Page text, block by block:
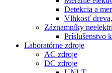
Detekcia a
Vlhkosť
Záznamníky
Príslušenstvo
Laboratórne zdroje
AC zdroje
DC zdroje